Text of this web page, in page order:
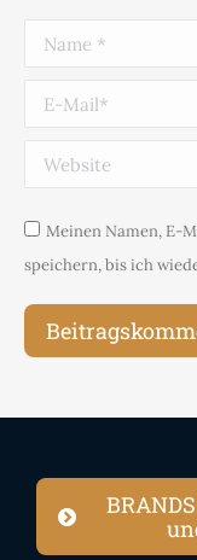
Name *
E-Mail *
Website
Meinen Namen, E-
speichern, bis ich